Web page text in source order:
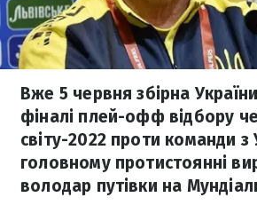
Вже 5 червня збірна України
фіналі плей-офф відбору
світу-2022 проти команди з
головному протистоянні
володар путівки на